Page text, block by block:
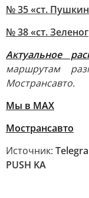
№ 35 «ст.
№ 38 «ст.
Актуальное
маршрутам
Мострансавто.
Мы в МАХ
Мострансавто
Источник:
PUSH KA